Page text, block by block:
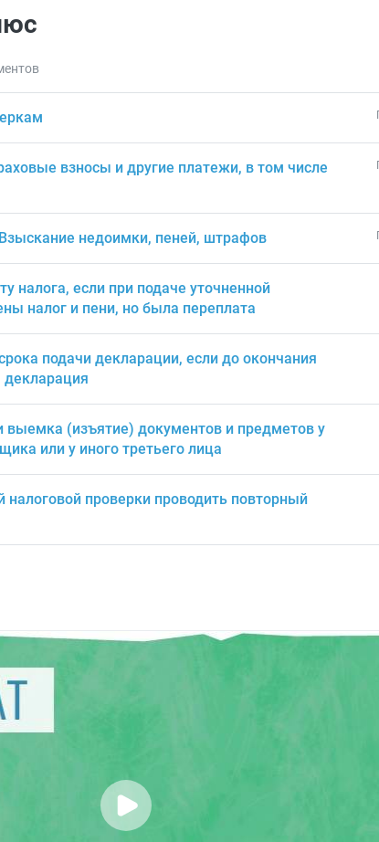
взносы и другие платежи, в том числе
недоимки, пеней, штрафов
налога, если при подаче уточненной
налог и пени, но была переплата
подачи декларации, если до окончания
декларация
(изъятие) документов и предметов у
или у иного третьего лица
проверки проводить повторный